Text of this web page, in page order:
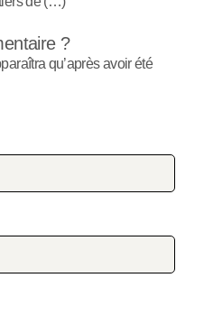
?
qu’après avoir été